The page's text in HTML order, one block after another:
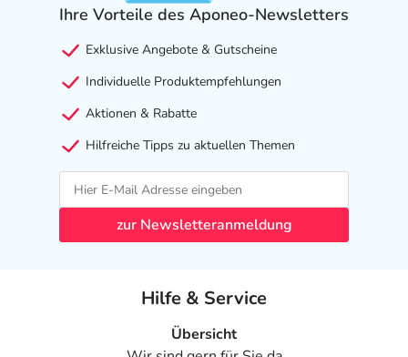
Ihre Vorteile des Aponeo-Newsletters
Exklusive Angebote & Gutscheine
Individuelle Produktempfehlungen
Aktionen & Rabatte
Hilfreiche Tipps zu aktuellen Themen
zur Newsletteranmeldung
Hilfe & Service
Übersicht